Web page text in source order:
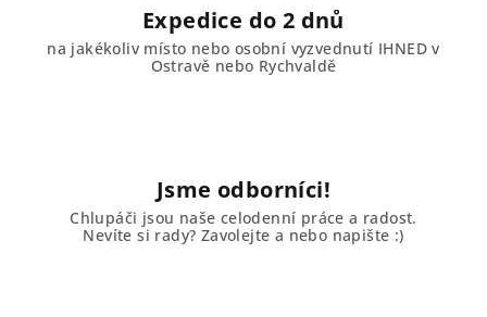
s
u
Expedice do 2 dnů
na jakékoliv místo nebo osobní vyzvednutí IHNED v
Ostravě nebo Rychvaldě
Jsme odborníci!
Chlupáči jsou naše celodenní práce a radost.
Nevíte si rady? Zavolejte a nebo napište :)